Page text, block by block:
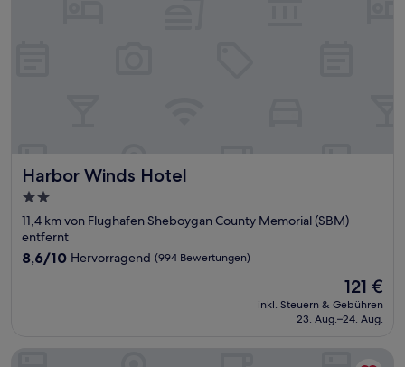
Harbor Winds Hotel
Harbor Winds Hotel
2.0-
Sterne-
Unterkunft
11,4 km von Flughafen Sheboygan County Memorial (SBM)
entfernt
8.6
8,6/10 Hervorragend (994 Bewertungen)
Der
Preis
beträgt
121 €
inkl. Steuern & Gebühren
23. Aug.–24. Aug.
Super 8 by Wyndham Sheboygan WI